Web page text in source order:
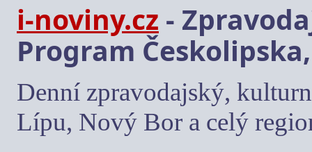
i-noviny.cz -
Program
Denní zpravodajský,
Lípu, Nový Bor a celý